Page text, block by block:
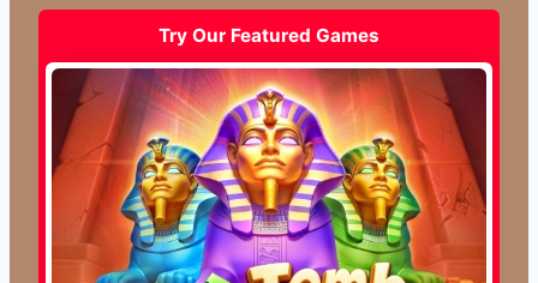
Try Our Featured Games